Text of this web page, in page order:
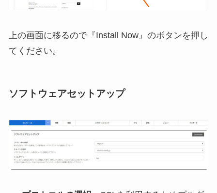
上の画面に移るので『Install Now』のボタンを押し
てください。
ソフトウェアセットアップ